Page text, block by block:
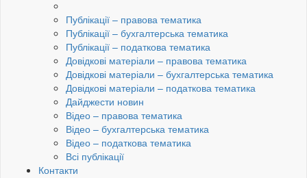
Публікації – правова тематика
Публікації – бухгалтерська тематика
Публікації – податкова тематика
Довідкові матеріали – правова тематика
Довідкові матеріали – бухгалтерська тематика
Довідкові матеріали – податкова тематика
Дайджести новин
Відео – правова тематика
Відео – бухгалтерська тематика
Відео – податкова тематика
Всі публікації
Контакти